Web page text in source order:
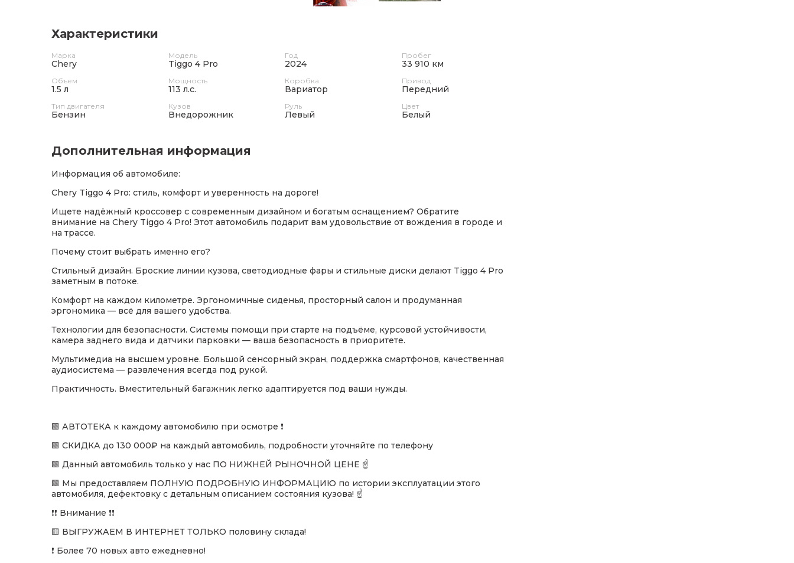
Характеристики
Марка
Chery
Модель
Tiggo 4 Pro
Год
2024
Пробег
33 910 км
Объем
1.5 л
Мощность
113 л.с.
Коробка
Вариатор
Привод
Передний
Тип двигателя
Бензин
Кузов
Внедорожник
Руль
Левый
Цвет
Белый
Дополнительная информация
Информация об автомобиле:
Chery Tiggo 4 Pro: стиль, комфорт и уверенность на дороге!
Ищете надёжный кроссовер с современным дизайном и богатым оснащением? Обратите
внимание на Chery Tiggo 4 Pro! Этот автомобиль подарит вам удовольствие от вождения в городе и
на трассе.
Почему стоит выбрать именно его?
Стильный дизайн. Броские линии кузова, светодиодные фары и стильные диски делают Tiggo 4 Pro
заметным в потоке.
Комфорт на каждом километре. Эргономичные сиденья, просторный салон и продуманная
эргономика — всё для вашего удобства.
Технологии для безопасности. Системы помощи при старте на подъёме, курсовой устойчивости,
камера заднего вида и датчики парковки — ваша безопасность в приоритете.
Мультимедиа на высшем уровне. Большой сенсорный экран, поддержка смартфонов, качественная
аудиосистема — развлечения всегда под рукой.
Практичность. Вместительный багажник легко адаптируется под ваши нужды.
🟩 АВТОТЕКА к каждому автомобилю при осмотре ❗
🟩 СКИДКА до 130 000₽ на каждый автомобиль, подробности уточняйте по телефону
🟩 Данный автомобиль только у нас ПО НИЖНЕЙ РЫНОЧНОЙ ЦЕНЕ ☝️
🟩 Мы предоставляем ПОЛНУЮ ПОДРОБНУЮ ИНФОРМАЦИЮ по истории эксплуатации этого
автомобиля, дефектовку с детальным описанием состояния кузова! ☝️
❗❗ Внимание ❗❗
🟨 ВЫГРУЖАЕМ В ИНТЕРНЕТ ТОЛЬКО половину склада!
❗ Более 70 новых авто ежедневно!